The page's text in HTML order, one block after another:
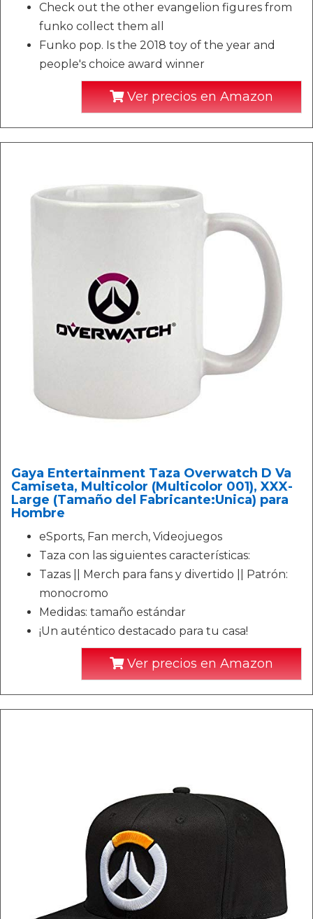
Check out the other evangelion figures from
funko collect them all
Funko pop. Is the 2018 toy of the year and
people's choice award winner
Ver precios en Amazon
Gaya Entertainment Taza Overwatch D Va
Camiseta, Multicolor (Multicolor 001), XXX-
Large (Tamaño del Fabricante:Unica) para
Hombre
eSports, Fan merch, Videojuegos
Taza con las siguientes características:
Tazas || Merch para fans y divertido || Patrón:
monocromo
Medidas: tamaño estándar
¡Un auténtico destacado para tu casa!
Ver precios en Amazon